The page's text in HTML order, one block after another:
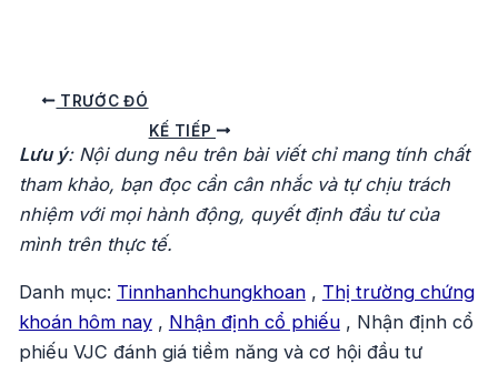
Điều
bài
viết
TRƯỚC ĐÓ
KẾ TIẾP
Lưu ý: Nội dung nêu trên bài viết chỉ mang tính chất
tham khảo, bạn đọc cần cân nhắc và tự chịu trách
nhiệm với mọi hành động, quyết định đầu tư của
mình trên thực tế.
Danh mục: Tinnhanhchungkhoan, Thị trường chứng
khoán hôm nay, Nhận định cổ phiếu, Nhận định cổ
phiếu VJC đánh giá tiềm năng và cơ hội đầu tư